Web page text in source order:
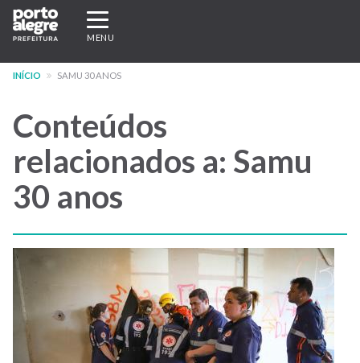
Pular
para
conteúdo
Expandir/recolher
navegação
MENU
INÍCIO SAMU 30 ANOS
Conteúdos
relacionados a: Samu
30 anos